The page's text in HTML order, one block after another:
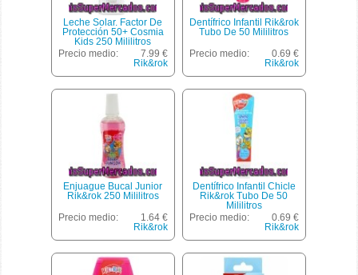
Leche Solar. Factor De
Protección 50+ Cosmia
Kids 250 Mililitros
Precio medio:
7.99 €
Rik&rok
Dentífrico Infantil Rik&rok
Tubo De 50 Mililitros
Precio medio:
0.69 €
Rik&rok
Enjuague Bucal Junior
Rik&rok 250 Mililitros
Precio medio:
1.64 €
Rik&rok
Dentífrico Infantil Chicle
Rik&rok Tubo De 50
Mililitros
Precio medio:
0.69 €
Rik&rok